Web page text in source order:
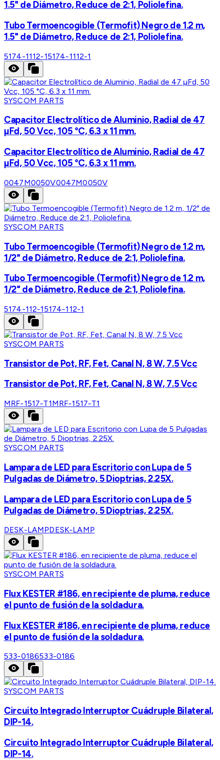
1.5" de Diámetro, Reduce de 2:1, Poliolefina.
Tubo Termoencogible (Termofit) Negro de 1.2 m,
1.5" de Diámetro, Reduce de 2:1, Poliolefina.
5174-1112-15174-1112-1
SYSCOM PARTS
Capacitor Electrolítico de Aluminio, Radial de 47
µFd, 50 Vcc, 105 °C, 6.3 x 11 mm.
Capacitor Electrolítico de Aluminio, Radial de 47
µFd, 50 Vcc, 105 °C, 6.3 x 11 mm.
0047M0050V0047M0050V
SYSCOM PARTS
Tubo Termoencogible (Termofit) Negro de 1.2 m,
1/2" de Diámetro, Reduce de 2:1, Poliolefina.
Tubo Termoencogible (Termofit) Negro de 1.2 m,
1/2" de Diámetro, Reduce de 2:1, Poliolefina.
5174-112-15174-112-1
SYSCOM PARTS
Transistor de Pot, RF, Fet, Canal N, 8 W, 7.5 Vcc
Transistor de Pot, RF, Fet, Canal N, 8 W, 7.5 Vcc
MRF-1517-T1MRF-1517-T1
SYSCOM PARTS
Lampara de LED para Escritorio con Lupa de 5
Pulgadas de Diámetro, 5 Dioptrias, 2.25X.
Lampara de LED para Escritorio con Lupa de 5
Pulgadas de Diámetro, 5 Dioptrias, 2.25X.
DESK-LAMPDESK-LAMP
SYSCOM PARTS
Flux KESTER #186, en recipiente de pluma, reduce
el punto de fusión de la soldadura.
Flux KESTER #186, en recipiente de pluma, reduce
el punto de fusión de la soldadura.
533-0186533-0186
SYSCOM PARTS
Circuito Integrado Interruptor Cuádruple Bilateral,
DIP-14.
Circuito Integrado Interruptor Cuádruple Bilateral,
DIP-14.